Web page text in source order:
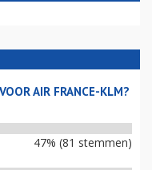
AIR FRANCE-KLM?
47% (81 stemmen)